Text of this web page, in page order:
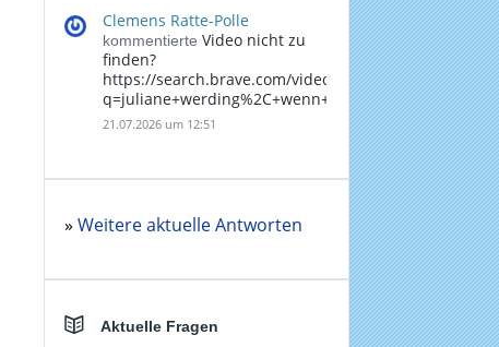
Clemens Ratte-Polle
kommentierte Video nicht zu
finden?
https://search.brave.com/videos?
21.07.2026 um 12:51
» Weitere aktuelle Antworten
Aktuelle Fragen